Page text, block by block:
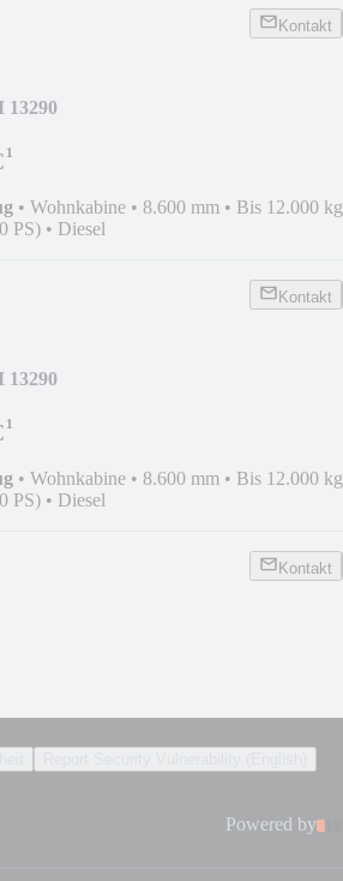
Kontakt
¹
• Wohnkabine • 8.600 mm • Bis 12.000 kg
PS) • Diesel
Kontakt
¹
• Wohnkabine • 8.600 mm • Bis 12.000 kg
PS) • Diesel
Kontakt
Powered by